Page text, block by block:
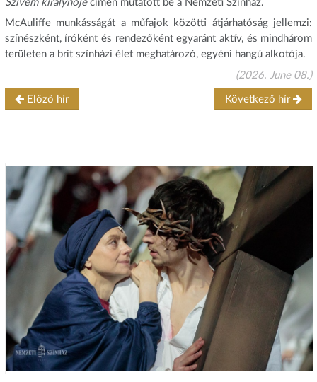
Szívem királynőjecímen mutatott be a Nemzeti Színház.
McAuliffe munkásságát a műfajok közötti átjárhatóság jellemzi:
színészként, íróként és rendezőként egyaránt aktív, és mindhárom
területen a brit színházi élet meghatározó, egyéni hangú alkotója.
(2026. June 08.)
Előző hír Következő hír